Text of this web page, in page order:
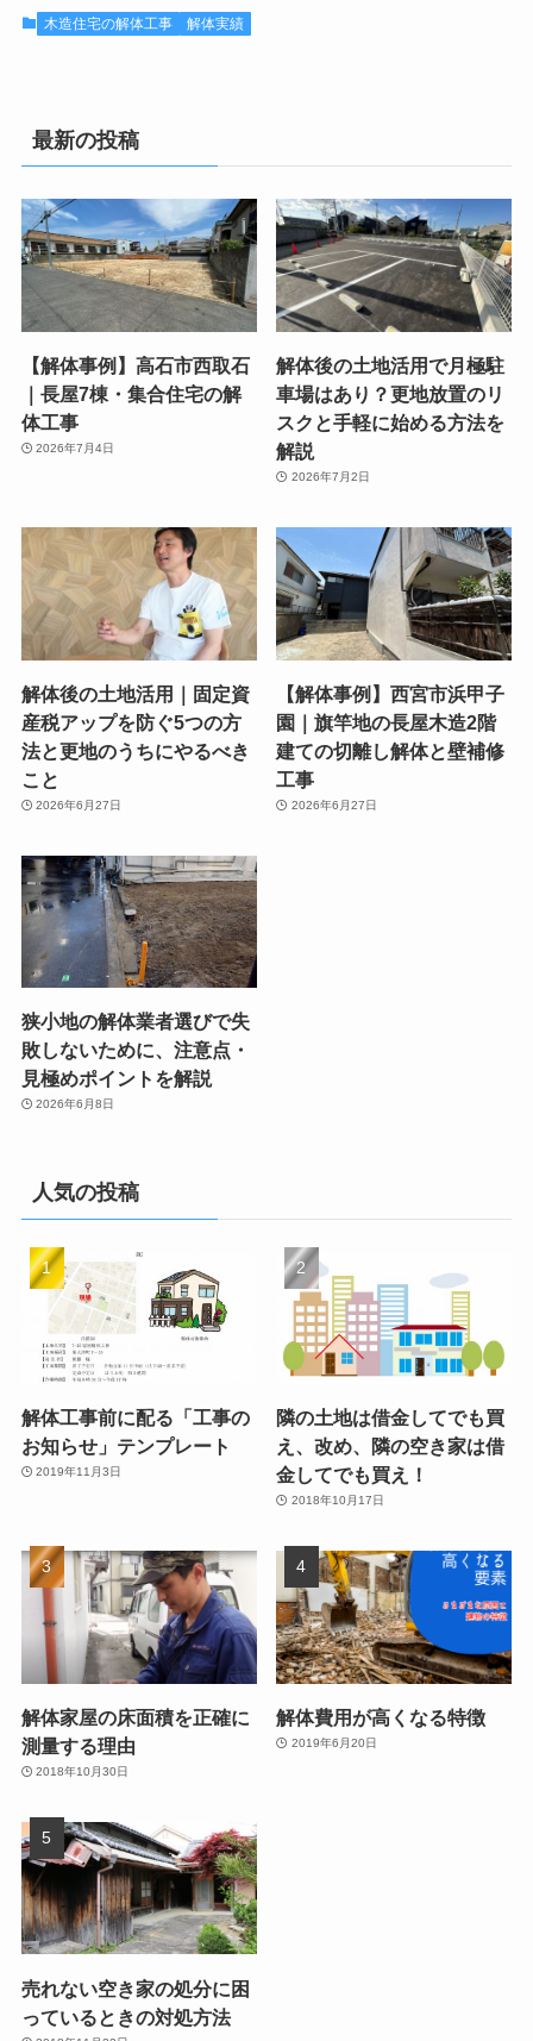
木造住宅の解体工事 解体実績
最新の投稿
【解体事例】高石市西取石
｜長屋7棟・集合住宅の解
体工事
2026年7月4日
解体後の土地活用で月極駐
車場はあり？更地放置のリ
スクと手軽に始める方法を
解説
2026年7月2日
解体後の土地活用｜固定資
産税アップを防ぐ5つの方
法と更地のうちにやるべき
こと
2026年6月27日
【解体事例】西宮市浜甲子
園｜旗竿地の長屋木造2階
建ての切離し解体と壁補修
工事
2026年6月27日
狭小地の解体業者選びで失
敗しないために、注意点・
見極めポイントを解説
2026年6月8日
人気の投稿
解体工事前に配る「工事の
お知らせ」テンプレート
2019年11月3日
隣の土地は借金してでも買
え、改め、隣の空き家は借
金してでも買え！
2018年10月17日
解体家屋の床面積を正確に
測量する理由
2018年10月30日
解体費用が高くなる特徴
2019年6月20日
売れない空き家の処分に困
っているときの対処方法